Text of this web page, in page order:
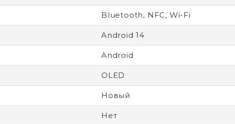
Bluetooth, NFC, Wi-Fi
Android 14
Android
OLED
Новый
Нет